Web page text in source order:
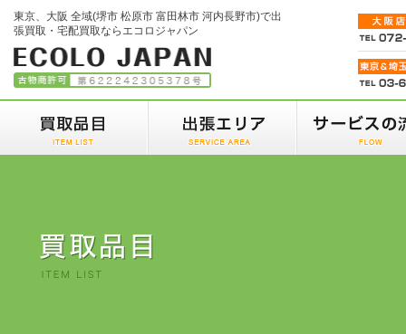
東京、大阪 全域(堺市 松原市 富田林市 河内長野市)で出
張買取・宅配買取ならエコロジャパン